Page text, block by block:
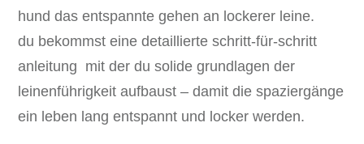
hund das entspannte gehen an lockerer leine.
du bekommst eine detaillierte schritt-für-schritt
anleitung mit der du solide grundlagen der
leinenführigkeit aufbaust – damit die spaziergänge
ein leben lang entspannt und locker werden.